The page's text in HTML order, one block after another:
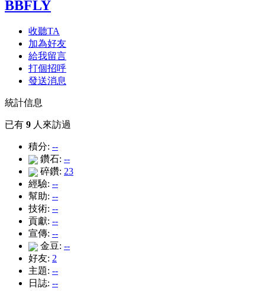
BBFLY
收聽TA
加為好友
給我留言
打個招呼
發送消息
統計信息
已有 9 人來訪過
積分: --
鑽石: --
碎鑽: 23
經驗: --
幫助: --
技術: --
貢獻: --
宣傳: --
金豆: --
好友: 2
主題: --
日誌: --